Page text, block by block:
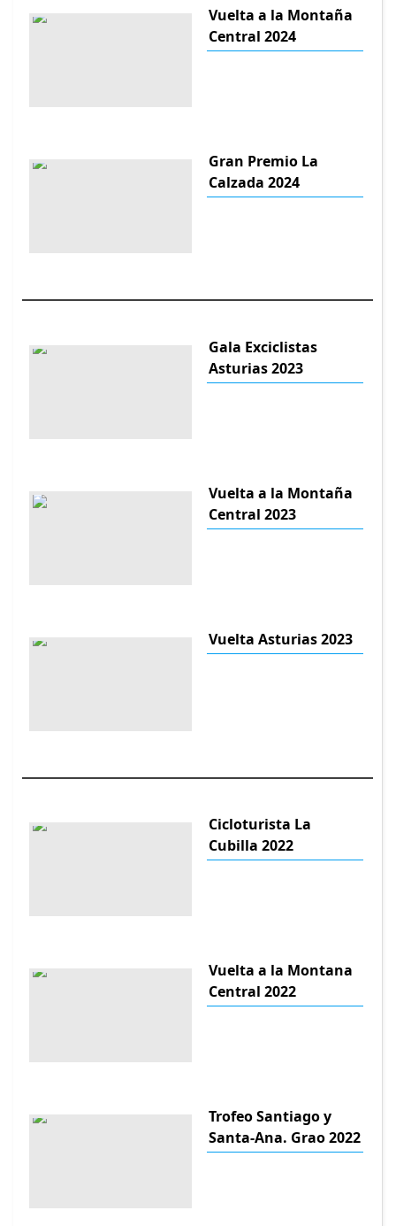
Vuelta a la Montaña
Central 2024
Gran Premio La
Calzada 2024
Gala Exciclistas
Asturias 2023
Vuelta a la Montaña
Central 2023
Vuelta Asturias 2023
Cicloturista La
Cubilla 2022
Vuelta a la Montana
Central 2022
Trofeo Santiago y
Santa-Ana. Grao 2022